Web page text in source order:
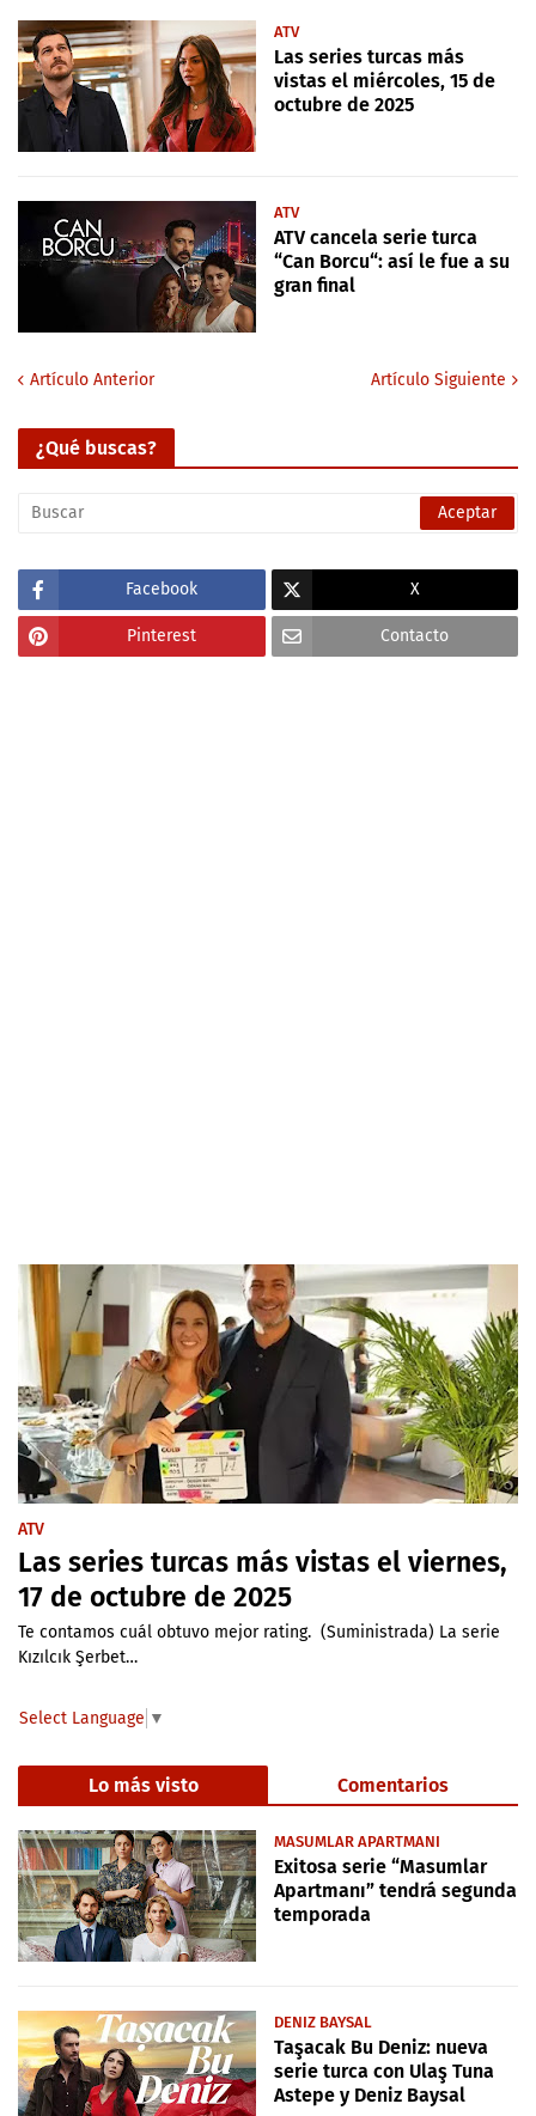
ATV
Las series turcas más
vistas el miércoles, 15 de
octubre de 2025
ATV
ATV cancela serie turca
“Can Borcu“: así le fue a su
gran final
Artículo Anterior Artículo Siguiente
¿Qué buscas?
Facebook X
Pinterest Contacto
ATV
Las series turcas más vistas el viernes,
17 de octubre de 2025
Te contamos cuál obtuvo mejor rating. (Suministrada) La serie
Kızılcık Şerbet…
Select Language ▼
Lo más visto Comentarios
MASUMLAR APARTMANI
Exitosa serie “Masumlar
Apartmanı” tendrá segunda
temporada
DENIZ BAYSAL
Taşacak Bu Deniz: nueva
serie turca con Ulaş Tuna
Astepe y Deniz Baysal